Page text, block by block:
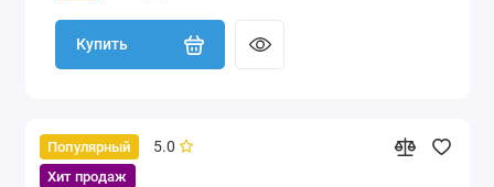
Купить
Популярный
Хит продаж
5.0